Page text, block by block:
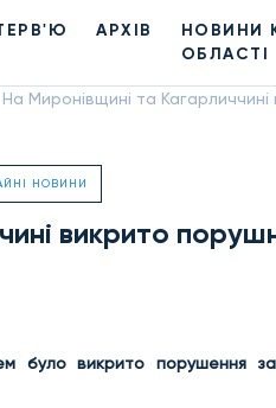
АРХІВ
НОВИНИ
ОБЛАСТІ
На Миронівщині та
НОВИНИ
викрито
було викрито порушення